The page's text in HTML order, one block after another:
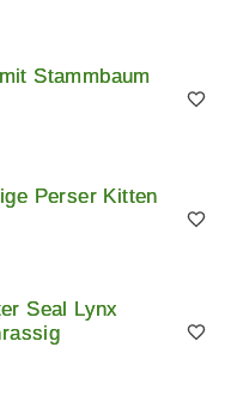
Stammbaum
Perser Kitten
Seal Lynx